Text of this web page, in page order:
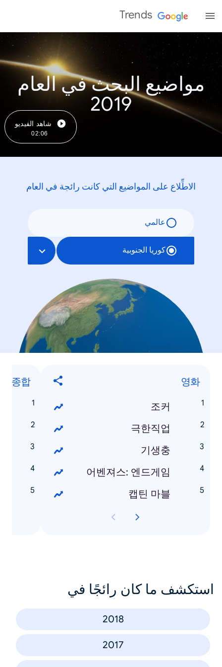
Trends
مواضيع البحث في العام
2019
شاهد الفيديو
02:06
الاطِّلاع على المواضيع التي كانت رائجة في العام
عالمي
كوريا الجنوبية
영화
조커
극한직업
기생충
어벤져스: 엔드게임
캡틴 마블
종합
استكشف ما كان رائجًا في
2018
2017